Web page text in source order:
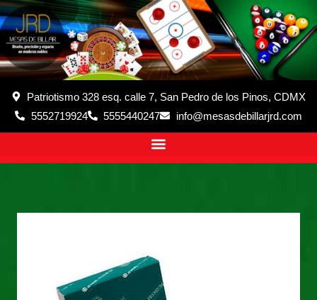
Patriotismo 328 esq. calle 7, San Pedro de los Pinos, CDMX
5552719924
5555440247 info@mesasdebillarjrd.com